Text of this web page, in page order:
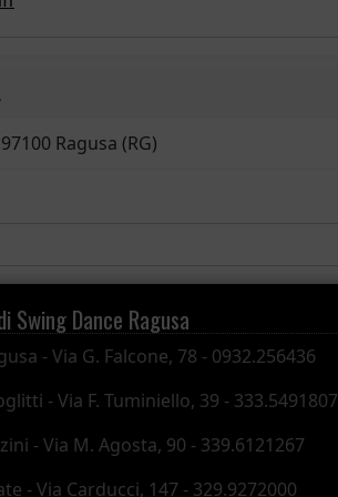
Ragusa (RG)
Swing Dance Ragusa
- Via G. Falcone, 78 - 0932.256436
- Via F. Tuminiello, 39 - 333.5491807
- Via M. Agosta, 90 - 339.6121267
- Via Carducci, 147 - 329.9272000